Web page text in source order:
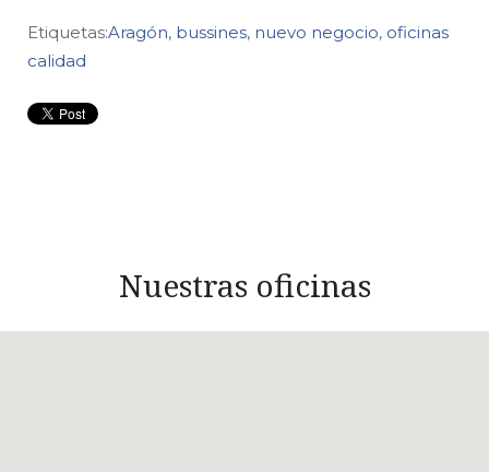
Etiquetas:Aragón, bussines, nuevo negocio, oficinas
calidad
Nuestras oficinas